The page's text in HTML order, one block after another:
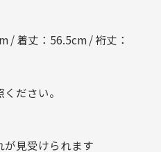
/ 着丈：56.5cm / 裄丈：
ださい。
が見受けられます